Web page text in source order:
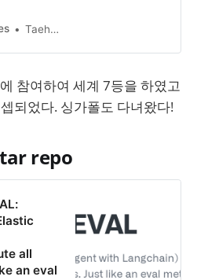
Taehee Kim Corca,Inc., Republic of Korea
참여하여 세계 7등을 하였고
되었다. 싱가폴도 다녀왔다!
repo
all
an eval